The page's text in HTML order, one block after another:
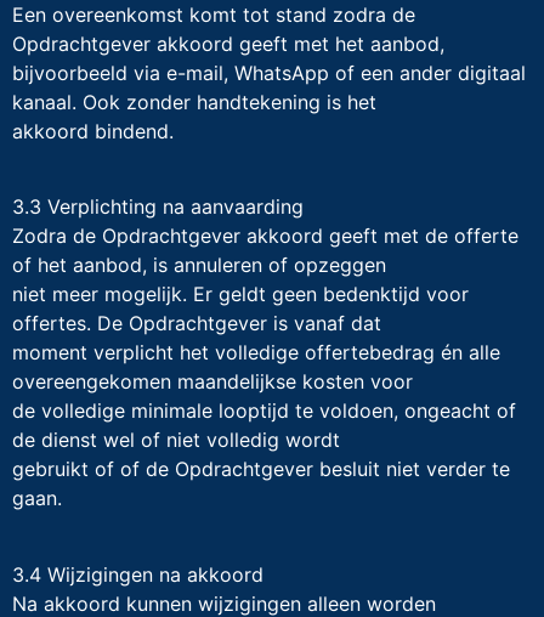
Een overeenkomst komt tot stand zodra de
Opdrachtgever akkoord geeft met het aanbod,
bijvoorbeeld via e-mail, WhatsApp of een ander digitaal
kanaal. Ook zonder handtekening is het
akkoord bindend.
3.3 Verplichting na aanvaarding
Zodra de Opdrachtgever akkoord geeft met de offerte
of het aanbod, is annuleren of opzeggen
niet meer mogelijk. Er geldt geen bedenktijd voor
offertes. De Opdrachtgever is vanaf dat
moment verplicht het volledige offertebedrag én alle
overeengekomen maandelijkse kosten voor
de volledige minimale looptijd te voldoen, ongeacht of
de dienst wel of niet volledig wordt
gebruikt of of de Opdrachtgever besluit niet verder te
gaan.
3.4 Wijzigingen na akkoord
Na akkoord kunnen wijzigingen alleen worden